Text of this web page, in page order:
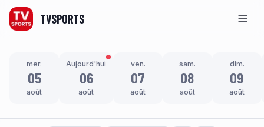
TVSPORTS
mer.
05
août
Aujourd'hui
06
août
ven.
07
août
sam.
08
août
dim.
09
août